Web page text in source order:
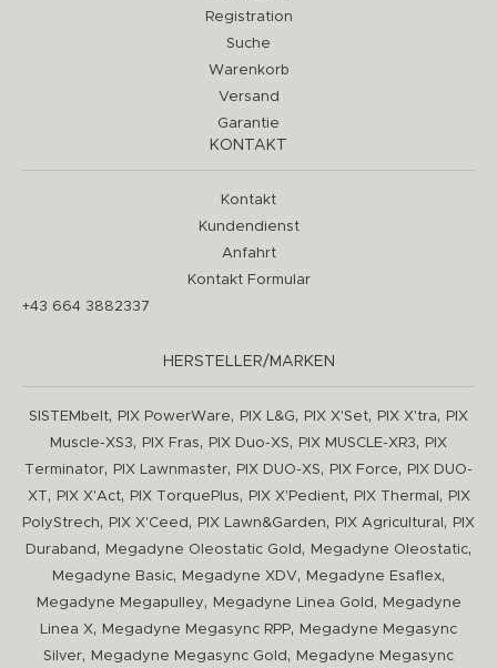
Registration
Suche
Warenkorb
Versand
Garantie
KONTAKT
Kontakt
Kundendienst
Anfahrt
Kontakt Formular
+43 664 3882337
HERSTELLER/MARKEN
SISTEMbelt, PIX PowerWare, PIX L&G, PIX X'Set, PIX X'tra,
PIX
Muscle-XS3, PIX Fras, PIX Duo-XS, PIX MUSCLE-XR3,
PIX
Terminator, PIX Lawnmaster, PIX DUO-XS, PIX Force,
PIX DUO-
XT, PIX X'Act, PIX TorquePlus, PIX X'Pedient, PIX Thermal ,
PIX
PolyStrech, PIX X'Ceed , PIX Lawn&Garden, PIX Agricultural ,
PIX
Duraband , Megadyne Oleostatic Gold , Megadyne Oleostatic,
Megadyne Basic, Megadyne XDV, Megadyne Esaflex,
Megadyne Megapulley, Megadyne Linea Gold ,
Megadyne
Linea X, Megadyne Megasync RPP,
Megadyne Megasync
Silver, Megadyne Megasync Gold , Megadyne Megasync